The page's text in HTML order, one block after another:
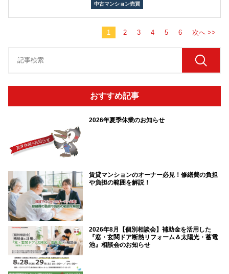
中古マンション売買
1 2 3 4 5 6 次へ >>
おすすめ記事
2026年夏季休業のお知らせ
賃貸マンションのオーナー必見！修繕費の負担
や負担の範囲を解説！
2026年8月【個別相談会】補助金を活用した
『窓・玄関ドア断熱リフォーム＆太陽光・蓄電
池』相談会のお知らせ